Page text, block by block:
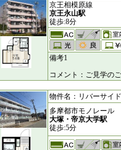
京王相模原線
京王永山駅
徒歩:8分
備考1
コメント：ご見学の
物件名：リバーサイ
多摩都市モノレール
大塚・帝京大学駅
徒歩:5分